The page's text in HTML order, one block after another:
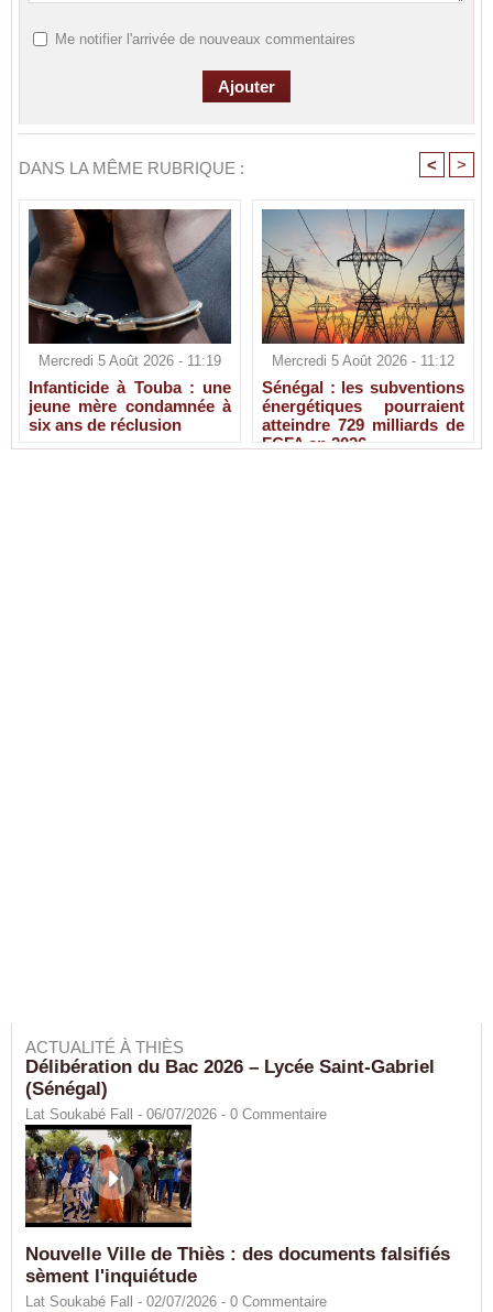
Me notifier l'arrivée de nouveaux commentaires
DANS LA MÊME RUBRIQUE : < >
Mercredi 5 Août 2026 - 11:19
Infanticide à Touba : une
jeune mère condamnée à
six ans de réclusion
Mercredi 5 Août 2026 - 11:12
Sénégal : les subventions
énergétiques pourraient
atteindre 729 milliards de
FCFA en 2026
ACTUALITÉ À THIÈS
Délibération du Bac 2026 – Lycée Saint-Gabriel
(Sénégal)
Lat Soukabé Fall - 06/07/2026 - 0 Commentaire
Nouvelle Ville de Thiès : des documents falsifiés
sèment l'inquiétude
Lat Soukabé Fall - 02/07/2026 - 0 Commentaire